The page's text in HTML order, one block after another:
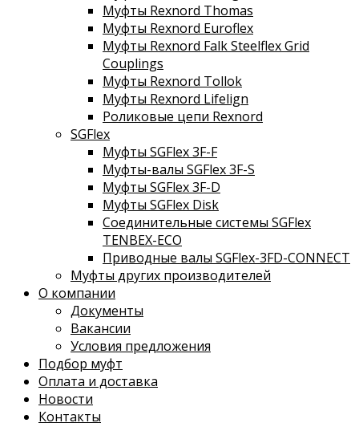
Муфты Rexnord Thomas
Муфты Rexnord Euroflex
Муфты Rexnord Falk Steelflex Grid
Couplings
Муфты Rexnord Tollok
Муфты Rexnord Lifelign
Роликовые цепи Rexnord
SGFlex
Муфты SGFlex 3F-F
Муфты-валы SGFlex 3F-S
Муфты SGFlex 3F-D
Муфты SGFlex Disk
Соединительные системы SGFlex
TENBEX-ECO
Приводные валы SGFlex-3FD-CONNECT
Муфты других производителей
О компании
Документы
Вакансии
Условия предложения
Подбор муфт
Оплата и доставка
Новости
Контакты